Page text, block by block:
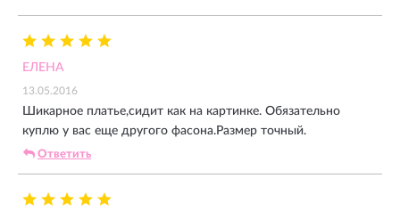
ЕЛЕНА
13.05.2016
Шикарное платье,сидит как на картинке. Обязательно
куплю у вас еще другого фасона.Размер точный.
Ответить